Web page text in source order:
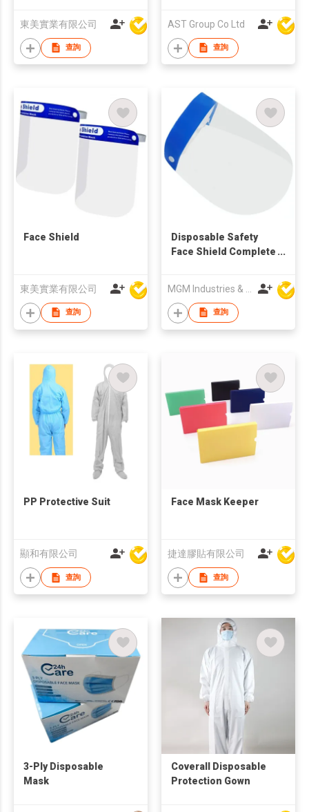
東美實業有限公司
查詢
AST Group Co Ltd
查詢
Face Shield
東美實業有限公司
查詢
Disposable Safety
Face Shield Complete
查詢
PP Protective Suit
顯和有限公司
查詢
Face Mask Keeper
捷達膠貼有限公司
查詢
3-Ply Disposable
Mask
Coverall Disposable
Protection Gown